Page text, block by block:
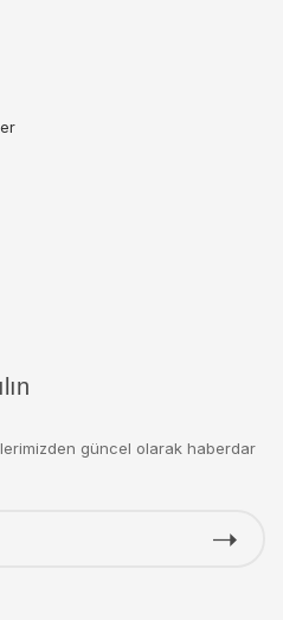
güncel olarak haberdar